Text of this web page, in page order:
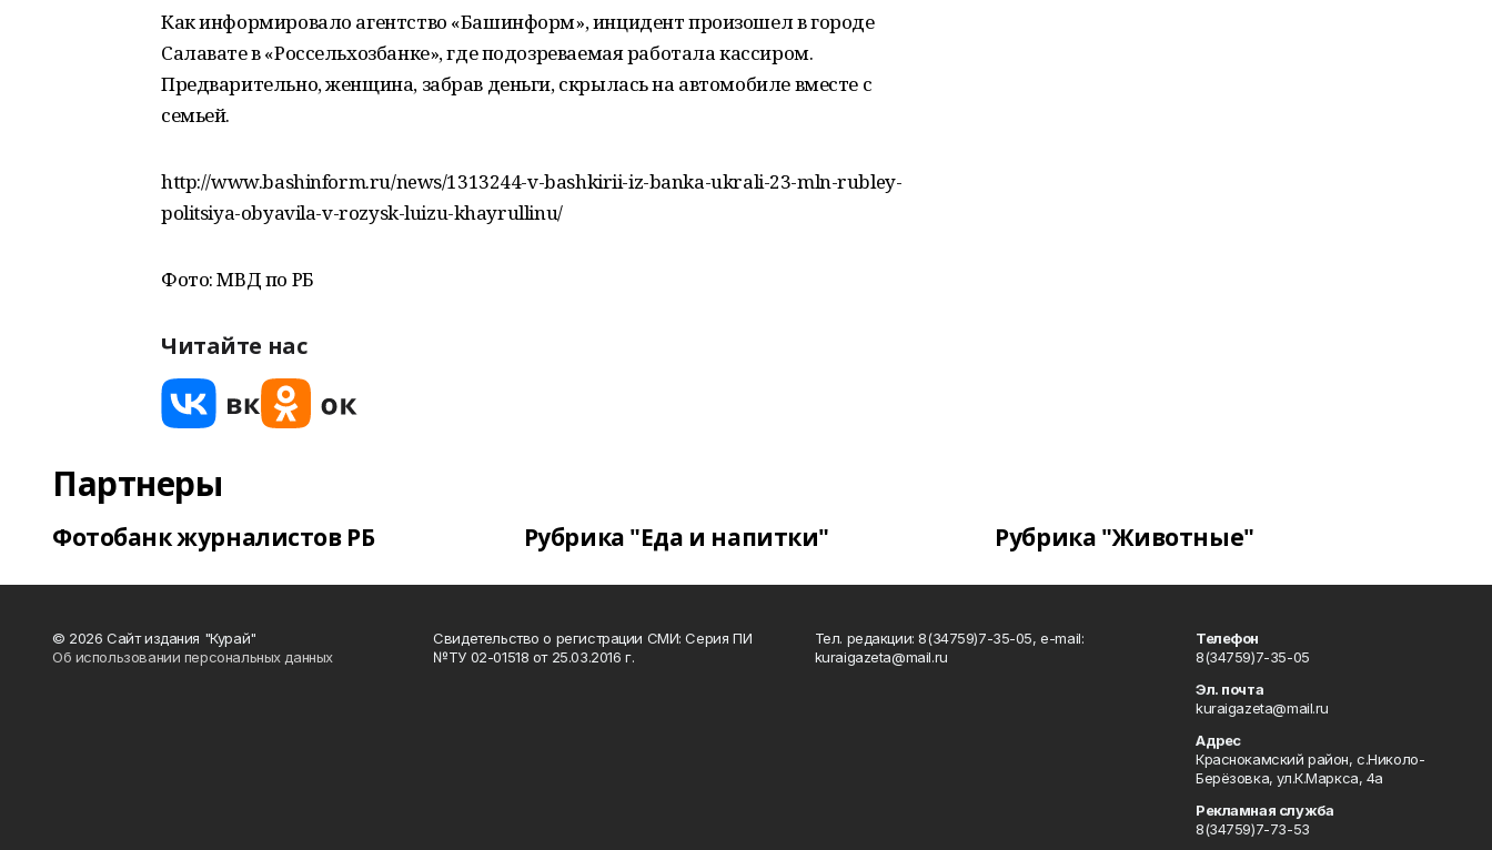
Как информировало агентство «Башинформ», инцидент произошел в городе
Салавате в «Россельхозбанке», где подозреваемая работала кассиром.
Предварительно, женщина, забрав деньги, скрылась на автомобиле вместе с
семьей.
http://www.bashinform.ru/news/1313244-v-bashkirii-iz-banka-ukrali-23-mln-rubley-
politsiya-obyavila-v-rozysk-luizu-khayrullinu/
Фото: МВД по РБ
Читайте нас
Партнеры
Фотобанк журналистов РБ Рубрика "Еда и напитки" Рубрика "Животные"
© 2026 Сайт издания "Курай"
Об использовании персональных данных
Свидетельство о регистрации СМИ: Серия ПИ
№ТУ 02-01518 от 25.03.2016 г.
Тел. редакции: 8(34759)7-35-05, e-mail:
kuraigazeta@mail.ru
Телефон
8(34759)7-35-05
Эл. почта
kuraigazeta@mail.ru
Адрес
Краснокамский район, с.Николо-
Берёзовка, ул.К.Маркса, 4а
Рекламная служба
8(34759)7-73-53